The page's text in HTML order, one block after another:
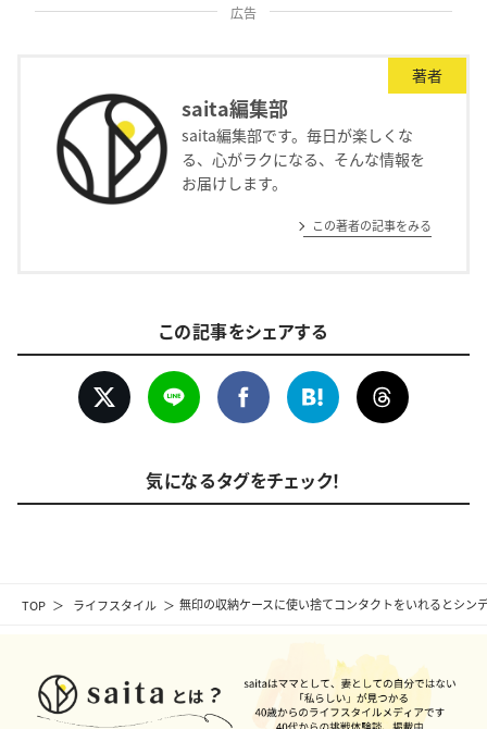
TOP ライフスタイル 無印の収納ケースに使い捨てコンタクトをいれるとシン
広告
著者
saita編集部
saita編集部です。毎日が楽しくな
る、心がラクになる、そんな情報を
お届けします。
この著者の記事をみる
この記事をシェアする
気になるタグをチェック！